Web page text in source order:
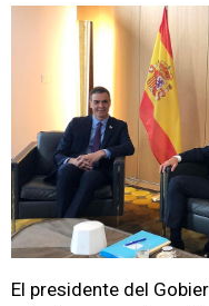
El presidente del